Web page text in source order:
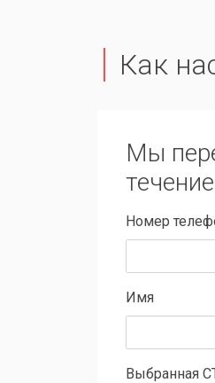
Как
Мы
Номер
Имя
Выбранная